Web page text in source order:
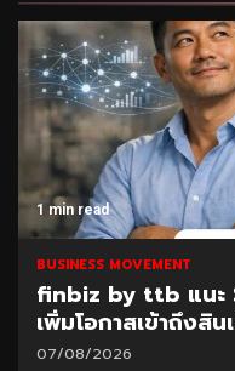
1 min read
BUSINESS MOVEMENT
finbiz by ttb แนะ
เพิ่มโอกาสเข้าถึงสิน
07/08/2026